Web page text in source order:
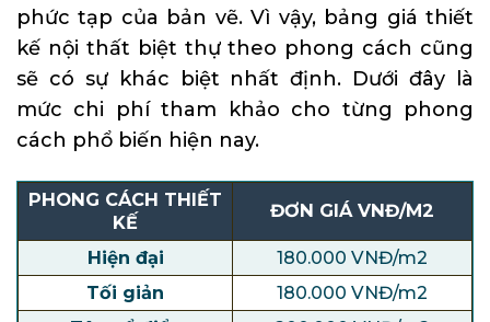
phức tạp của bản vẽ. Vì vậy, bảng giá thiết
kế nội thất biệt thự theo phong cách cũng
sẽ có sự khác biệt nhất định. Dưới đây là
mức chi phí tham khảo cho từng phong
cách phổ biến hiện nay.
PHONG CÁCH THIẾT
KẾ
ĐƠN GIÁ VNĐ/M2
Hiện đại
180.000 VNĐ/m2
Tối giản
180.000 VNĐ/m2